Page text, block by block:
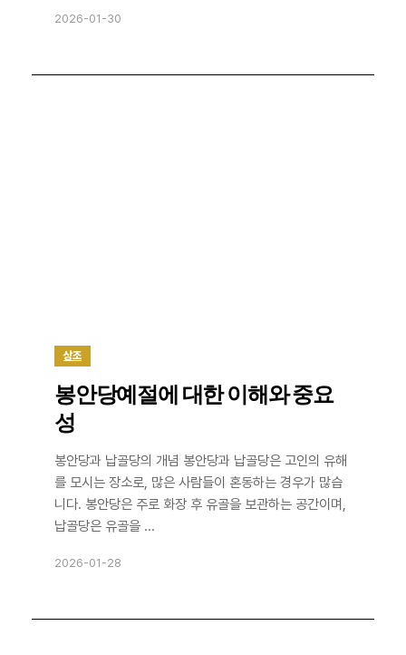
2026-01-30
상조
봉안당예절에 대한 이해와 중요
성
봉안당과 납골당의 개념 봉안당과 납골당은 고인의 유해
를 모시는 장소로, 많은 사람들이 혼동하는 경우가 많습
니다. 봉안당은 주로 화장 후 유골을 보관하는 공간이며,
납골당은 유골을 ...
2026-01-28